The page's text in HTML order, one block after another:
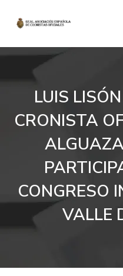
LUIS
CRONISTA
CONGRESO
VALLE